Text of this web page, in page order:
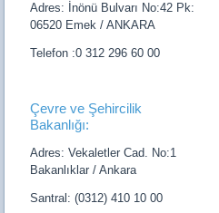
Adres: İnönü Bulvarı No:42 Pk:
06520 Emek / ANKARA
Telefon :0 312 296 60 00
Çevre ve Şehircilik
Bakanlığı:
Adres: Vekaletler Cad. No:1
Bakanlıklar / Ankara
Santral: (0312) 410 10 00